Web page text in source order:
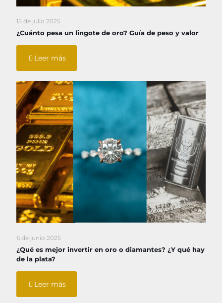
15 de julio 2025
¿Cuánto pesa un lingote de oro? Guía de peso y valor
Leer más
6 de junio 2025
¿Qué es mejor invertir en oro o diamantes? ¿Y qué hay
de la plata?
Leer más